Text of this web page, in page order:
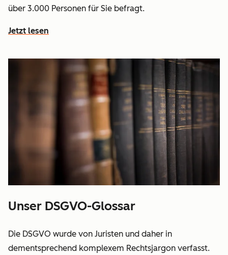
über 3.000 Personen für Sie befragt.
Jetzt lesen
Unser DSGVO-Glossar
Die DSGVO wurde von Juristen und daher in
dementsprechend komplexem Rechtsjargon verfasst.